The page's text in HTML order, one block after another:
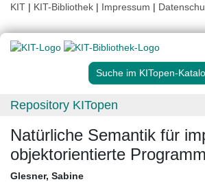
KIT | KIT-Bibliothek | Impressum |
Suche im KITopen-
Repository KITopen
Natürliche Semantik für
objektorientierte
Glesner, Sabine